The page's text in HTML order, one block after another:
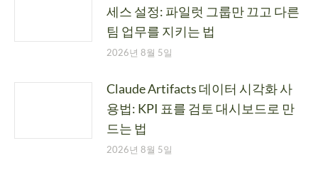
세스 설정: 파일럿 그룹만 끄고 다른
팀 업무를 지키는 법
2026년 8월 5일
Claude Artifacts 데이터 시각화 사
용법: KPI 표를 검토 대시보드로 만
드는 법
2026년 8월 5일